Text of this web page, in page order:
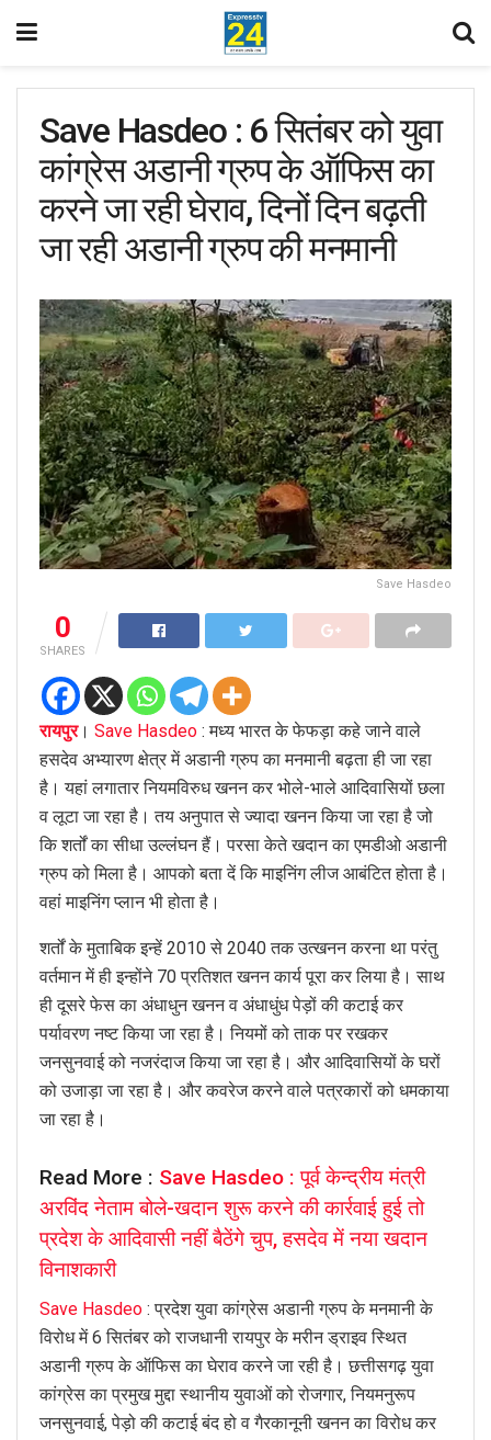
Save Hasdeo : 6 सितंबर को युवा
कांग्रेस अडानी ग्रुप के ऑफिस का
करने जा रही घेराव, दिनों दिन बढ़ती
जा रही अडानी ग्रुप की मनमानी
Save Hasdeo
0
SHARES
रायपुर। Save Hasdeo : मध्य भारत के फेफड़ा कहे जाने वाले
हसदेव अभ्यारण क्षेत्र में अडानी ग्रुप का मनमानी बढ़ता ही जा रहा
है। यहां लगातार नियमविरुध खनन कर भोले-भाले आदिवासियों छला
व लूटा जा रहा है। तय अनुपात से ज्यादा खनन किया जा रहा है जो
कि शर्तों का सीधा उल्लंघन हैं। परसा केते खदान का एमडीओ अडानी
ग्रुप को मिला है। आपको बता दें कि माइनिंग लीज आबंटित होता है।
वहां माइनिंग प्लान भी होता है।
शर्तों के मुताबिक इन्हें 2010 से 2040 तक उत्खनन करना था परंतु
वर्तमान में ही इन्होंने 70 प्रतिशत खनन कार्य पूरा कर लिया है। साथ
ही दूसरे फेस का अंधाधुन खनन व अंधाधुंध पेड़ों की कटाई कर
पर्यावरण नष्ट किया जा रहा है। नियमों को ताक पर रखकर
जनसुनवाई को नजरंदाज किया जा रहा है। और आदिवासियों के घरों
को उजाड़ा जा रहा है। और कवरेज करने वाले पत्रकारों को धमकाया
जा रहा है।
Read More : Save Hasdeo : पूर्व केन्द्रीय मंत्री
अरविंद नेताम बोले-खदान शुरू करने की कार्रवाई हुई तो
प्रदेश के आदिवासी नहीं बैठेंगे चुप, हसदेव में नया खदान
विनाशकारी
Save Hasdeo : प्रदेश युवा कांग्रेस अडानी ग्रुप के मनमानी के
विरोध में 6 सितंबर को राजधानी रायपुर के मरीन ड्राइव स्थित
अडानी ग्रुप के ऑफिस का घेराव करने जा रही है। छत्तीसगढ़ युवा
कांग्रेस का प्रमुख मुद्दा स्थानीय युवाओं को रोजगार, नियमनुरूप
जनसुनवाई, पेड़ो की कटाई बंद हो व गैरकानूनी खनन का विरोध कर